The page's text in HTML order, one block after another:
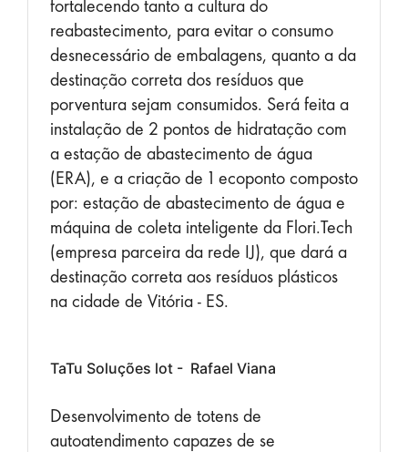
fortalecendo tanto a cultura do
reabastecimento, para evitar o consumo
desnecessário de embalagens, quanto a da
destinação correta dos resíduos que
porventura sejam consumidos. Será feita a
instalação de 2 pontos de hidratação com
a estação de abastecimento de água
(ERA), e a criação de 1 ecoponto composto
por: estação de abastecimento de água e
máquina de coleta inteligente da Flori.Tech
(empresa parceira da rede IJ), que dará a
destinação correta aos resíduos plásticos
na cidade de Vitória - ES.
TaTu Soluções lot - Rafael Viana
Desenvolvimento de totens de
autoatendimento capazes de se